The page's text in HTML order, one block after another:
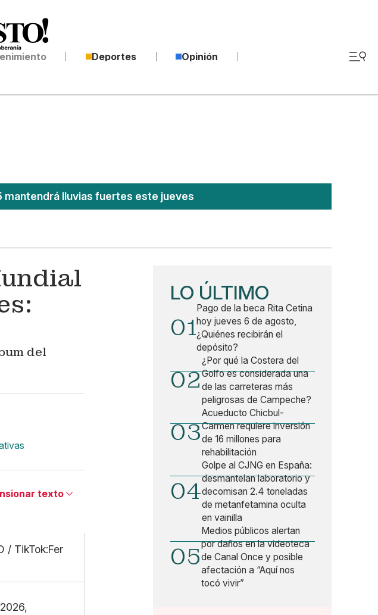
Deportes Opinión
mantendrá lluvias fuertes este jueves
del
texto
/ TikTok:Fer
LO ÚLTIMO
01
Pago de la beca Rita Cetina
hoy jueves 6 de agosto,
¿Quiénes recibirán el
depósito?
02
¿Por qué la Costera del
Golfo es considerada una
de las carreteras más
peligrosas de Campeche?
03
Acueducto Chicbul-
Carmen requiere inversión
de 16 millones para
rehabilitación
04
Golpe al CJNG en España:
desmantelan laboratorio y
decomisan 2.4 toneladas
de metanfetamina oculta
en vainilla
05
Medios públicos alertan
por daños en la videoteca
de Canal Once y posible
afectación a “Aquí nos
tocó vivir”